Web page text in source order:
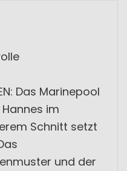
Das Marinepool
im
Schnitt setzt
und der